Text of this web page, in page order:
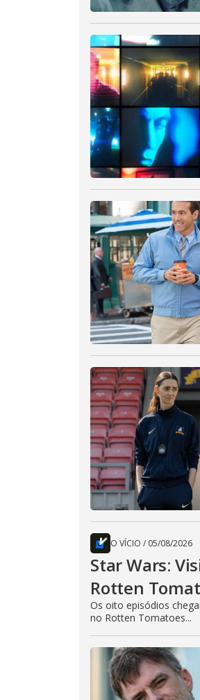
O VÍCIO / 05/08/2026
Star Wars:
Rotten
Os oito episódios
no Rotten Tomatoes...